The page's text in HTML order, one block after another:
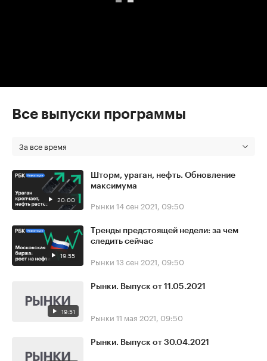
Все выпуски программы
За все время
20:00
Шторм, ураган, нефть. Обновление
максимума
Рынки 14 сен 2021, 09:50
19:55
Тренды предстоящей недели: за чем
следить сейчас
Рынки 13 сен 2021, 09:50
19:51
Рынки. Выпуск от 11.05.2021
Рынки 11 мая 2021, 09:50
Рынки. Выпуск от 30.04.2021